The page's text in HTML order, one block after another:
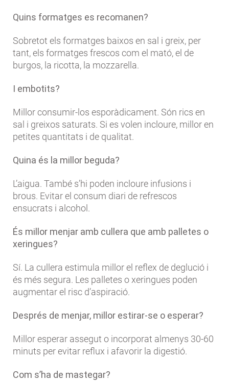
Quins formatges es recomanen?
Sobretot els formatges baixos en sal i greix, per
tant, els formatges frescos com el mató, el de
burgos, la ricotta, la mozzarella.
I embotits?
Millor consumir-los esporàdicament. Són rics en
sal i greixos saturats. Si es volen incloure, millor en
petites quantitats i de qualitat.
Quina és la millor beguda?
L’aigua. També s’hi poden incloure infusions i
brous. Evitar el consum diari de refrescos
ensucrats i alcohol.
És millor menjar amb cullera que amb palletes o
xeringues?
Sí. La cullera estimula millor el reflex de deglució i
és més segura. Les palletes o xeringues poden
augmentar el risc d’aspiració.
Després de menjar, millor estirar-se o esperar?
Millor esperar assegut o incorporat almenys 30-60
minuts per evitar reflux i afavorir la digestió.
Com s’ha de mastegar?